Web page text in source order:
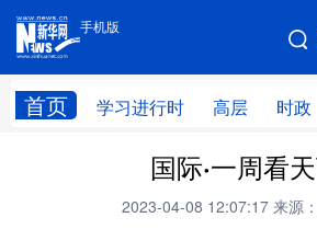
手机版
首页 学习进行时 高层 时政
手机版
网站地图
高层 时政
财经 网评
国际·一周看
2023-04-08 12:07:17 来源